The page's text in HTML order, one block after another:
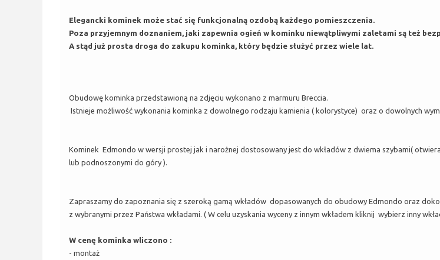
Elegancki kominek może stać się funkcjonalną ozdobą każdego pomieszczenia.
Poza przyjemnym doznaniem, jaki zapewnia ogień w kominku niewątpliwymi zaletami są też
A stąd już prosta droga do zakupu kominka, który będzie służyć przez wiele lat.
Obudowę kominka przedstawioną na zdjęciu wykonano z marmuru Breccia.
Istnieje możliwość wykonania kominka z dowolnego rodzaju kamienia ( kolorystyce) oraz o dowolnych
Kominek Edmondo w wersji prostej jak i narożnej dostosowany jest do wkładów z dwiema szybami(
lub podnoszonymi do góry ).
Zapraszamy do zapoznania się z szeroką gamą wkładów dopasowanych do obudowy Edmondo oraz
z wybranymi przez Państwa wkładami. ( W celu uzyskania wyceny z innym wkładem kliknij wybierz inny
W cenę kominka wliczono :
- montaż